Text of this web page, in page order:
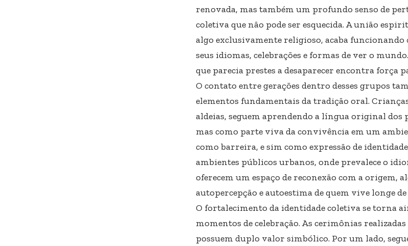
renovada, mas também um profundo senso de
coletiva que não pode ser esquecida. A união
algo exclusivamente religioso, acaba funcionando
seus idiomas, celebrações e formas de ver o
que parecia prestes a desaparecer encontra força
O contato entre gerações dentro desses grupos
elementos fundamentais da tradição oral.
aldeias, seguem aprendendo a língua original dos
mas como parte viva da convivência em um
como barreira, e sim como expressão de
ambientes públicos urbanos, onde prevalece o
oferecem um espaço de reconexão com a origem,
autopercepção e autoestima de quem vive longe de
O fortalecimento da identidade coletiva se torna
momentos de celebração. As cerimônias
possuem duplo valor simbólico. Por um lado,